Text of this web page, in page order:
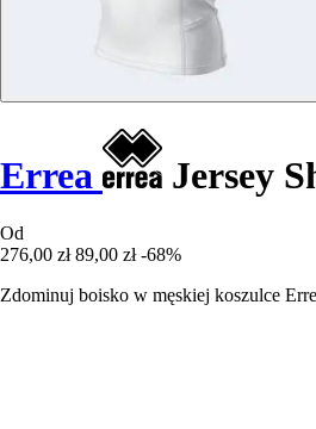
Errea Jersey
Od
276,00 zł 89,00 zł -68%
Zdominuj boisko w męskiej koszulce